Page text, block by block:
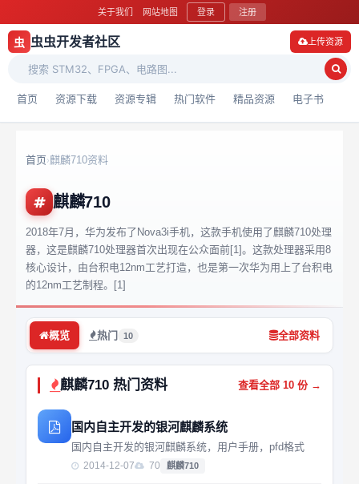
关于我们 网站地图 登录 注册
虫 虫虫开发者社区
首页 资源下载 资源专辑 热门软件 精品资源 电子书
上传资源
首页›麒麟710资料
麒麟710
2018年7月，华为发布了Nova3i手机，这款手机使用了麒麟710处理
器，这是麒麟710处理器首次出现在公众面前[1]。这款处理器采用8
核心设计，由台积电12nm工艺打造，也是第一次华为用上了台积电
的12nm工艺制程。[1]
概览 热门 10 全部资料
麒麟710 热门资料 查看全部 10 份 →
国内自主开发的银河麒麟系统
国内自主开发的银河麒麟系统，用户手册，pfd格式
2014-12-07 70 麒麟710